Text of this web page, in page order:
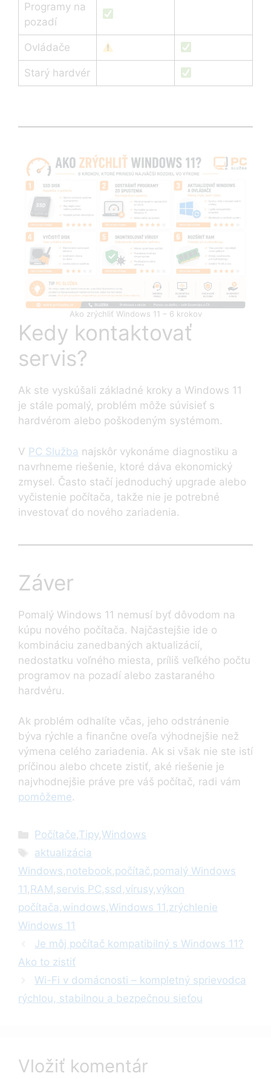
Programy na
pozadí
Ovládače
Starý hardvér
Ako zrýchliť Windows 11 – 6 krokov
Kedy kontaktovať
servis?
Ak ste vyskúšali základné kroky a Windows 11
je stále pomalý, problém môže súvisieť s
hardvérom alebo poškodeným systémom.
V PC Služba najskôr vykonáme diagnostiku a
navrhneme riešenie, ktoré dáva ekonomický
zmysel. Často stačí jednoduchý upgrade alebo
vyčistenie počítača, takže nie je potrebné
investovať do nového zariadenia.
Záver
Pomalý Windows 11 nemusí byť dôvodom na
kúpu nového počítača. Najčastejšie ide o
kombináciu zanedbaných aktualizácií,
nedostatku voľného miesta, príliš veľkého počtu
programov na pozadí alebo zastaraného
hardvéru.
Ak problém odhalíte včas, jeho odstránenie
býva rýchle a finančne oveľa výhodnejšie než
výmena celého zariadenia. Ak si však nie ste istí
príčinou alebo chcete zistiť, aké riešenie je
najvhodnejšie práve pre váš počítač, radi vám
pomôžeme.
Kategórie
Počítače,Tipy,Windows
Značky
aktualizácia
Windows,notebook,počítač,pomalý Windows
11 , RAM ,servis PC,ssd ,vírusy,výkon
počítača ,windows,Windows 11 ,zrýchlenie
Windows 11
Je môj počítač kompatibilný s Windows 11?
Ako to zistiť
Wi-Fi v domácnosti – kompletný sprievodca
rýchlou, stabilnou a bezpečnou sieťou
Vložiť komentár